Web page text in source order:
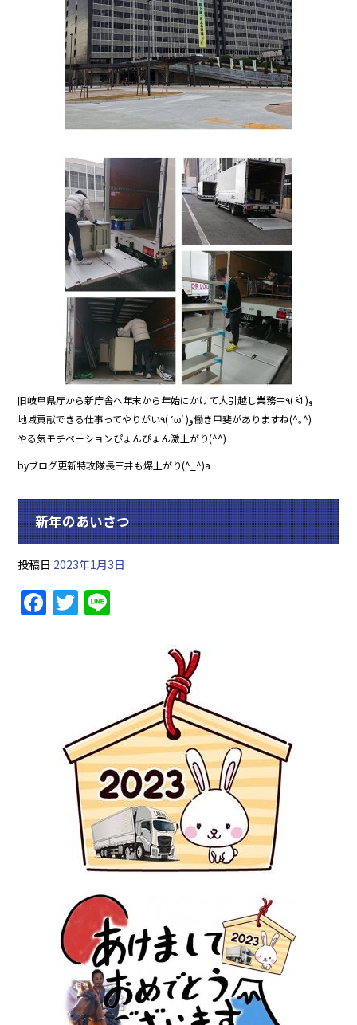
旧岐阜県庁から新庁舎へ年末から年始にかけて大引越し業務中٩( ᐛ )و
地域貢献できる仕事ってやりがい٩( ‘ω’ )و働き甲斐がありますね(^｡^)
やる気モチベーションぴょんぴょん激上がり(^^)
byブログ更新特攻隊長三井も爆上がり(^_^)a
新年のあいさつ
投稿日 2023年1月3日
F
o
T